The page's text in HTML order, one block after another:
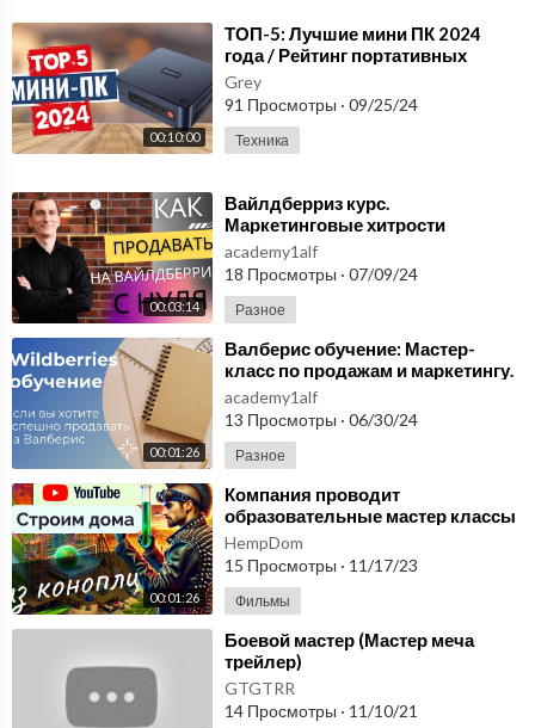
00:10:00
⁣ТОП-5: Лучшие мини ПК 2024
года / Рейтинг портативных
компьютеров, цены
Grey
91 Просмотры · 09/25/24
Техника
00:03:14
⁣Вайлдберриз курс.
Маркетинговые хитрости
Вайлдберриз, мастер-класс по
привлечению клиентов.
academy1alf
18 Просмотры · 07/09/24
Разное
00:01:26
⁣Валберис обучение: Мастер-
класс по продажам и маркетингу.
academy1alf
13 Просмотры · 06/30/24
Разное
00:01:26
⁣Компания проводит
образовательные мастер классы
по приготовлению блюд из
конопли. Строим дома.
HempDom
15 Просмотры · 11/17/23
Фильмы
⁣Боевой мастер (Мастер меча
трейлер)
GTGTRR
14 Просмотры · 11/10/21